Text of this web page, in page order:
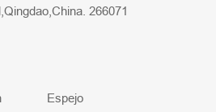
266071
Espejo